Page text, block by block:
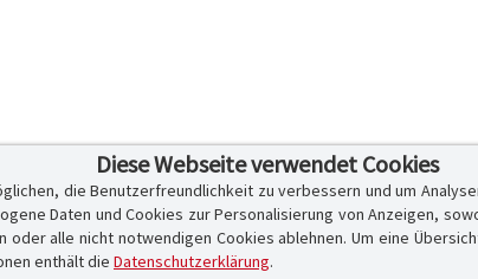
Diese Webseite verwendet Cookies
die Benutzerfreundlichkeit zu verbessern und um
Daten und Cookies zur Personalisierung von Anzeigen,
alle nicht notwendigen Cookies ablehnen. Um eine
enthält die Datenschutzerklärung.